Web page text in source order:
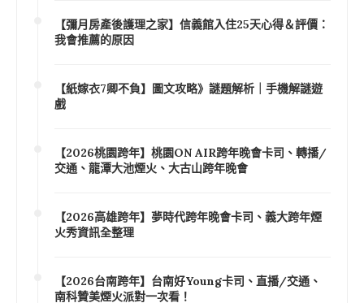
【彌月房產後護理之家】信義館入住25天心得＆評價：
我會推薦的原因
【紙嫁衣7卿不負】圖文攻略》謎題解析｜手機解謎遊
戲
【2026桃園跨年】桃園ON AIR跨年晚會卡司、轉播/
交通、龍潭大池煙火、大古山跨年晚會
【2026高雄跨年】夢時代跨年晚會卡司、義大跨年煙
火秀資訊全整理
【2026台南跨年】台南好Young卡司、直播/交通、
南科贊美煙火派對一次看！